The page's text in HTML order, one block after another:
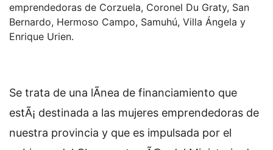
emprendedoras de Corzuela, Coronel Du Graty, San
Bernardo, Hermoso Campo, Samuhú, Villa Ángela y
Enrique Urien.
Se trata de una lÃ­nea de financiamiento que
estÃ¡ destinada a las mujeres emprendedoras de
nuestra provincia y que es impulsada por el